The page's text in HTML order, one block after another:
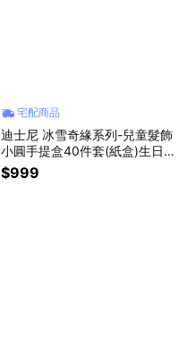
宅配商品
迪士尼 冰雪奇緣系列-兒童髮飾
小圓手提盒40件套(紙盒)生日禮
物 女孩禮物
$999